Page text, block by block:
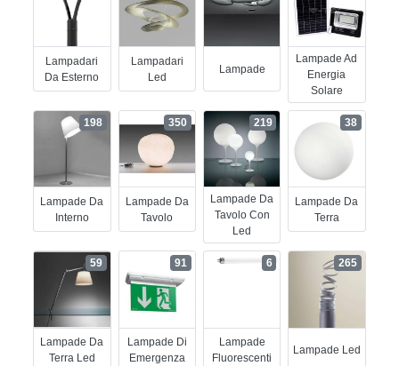
Lampadari
Da Esterno
Lampadari
Led
Lampade
Lampade Ad
Energia
Solare
Lampade Da
Interno
198
Lampade Da
Tavolo
350
Lampade Da
Tavolo Con
Led
219
Lampade Da
Terra
38
Lampade Da
Terra Led
59
Lampade Di
Emergenza
91
Lampade
Fluorescenti
6
Lampade Led
265